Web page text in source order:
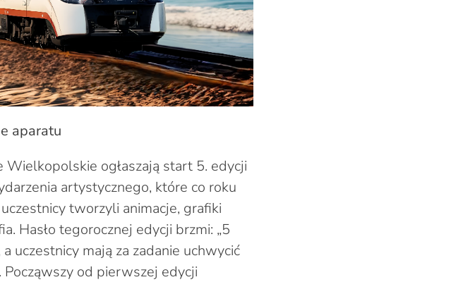
aparatu
ogłaszają start 5. edycji
artystycznego, które co roku
tworzyli animacje, grafiki
Hasło tegorocznej edycji brzmi: „5
uczestnicy mają za zadanie uchwycić
od pierwszej edycji